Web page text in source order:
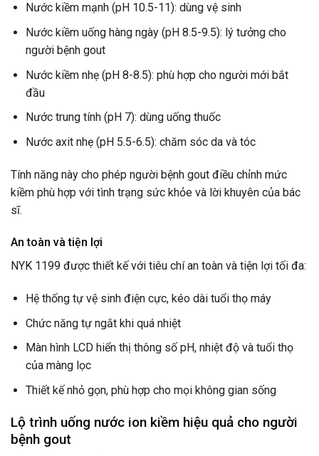
Nước kiềm mạnh (pH 10.5-11): dùng vệ sinh
Nước kiềm uống hàng ngày (pH 8.5-9.5): lý tưởng cho
người bệnh gout
Nước kiềm nhẹ (pH 8-8.5): phù hợp cho người mới bắt
đầu
Nước trung tính (pH 7): dùng uống thuốc
Nước axit nhẹ (pH 5.5-6.5): chăm sóc da và tóc
Tính năng này cho phép người bệnh gout điều chỉnh mức
kiềm phù hợp với tình trạng sức khỏe và lời khuyên của bác
sĩ.
An toàn và tiện lợi
NYK 1199 được thiết kế với tiêu chí an toàn và tiện lợi tối đa:
Hệ thống tự vệ sinh điện cực, kéo dài tuổi thọ máy
Chức năng tự ngắt khi quá nhiệt
Màn hình LCD hiển thị thông số pH, nhiệt độ và tuổi thọ
của màng lọc
Thiết kế nhỏ gọn, phù hợp cho mọi không gian sống
Lộ trình uống nước ion kiềm hiệu quả cho người
bệnh gout